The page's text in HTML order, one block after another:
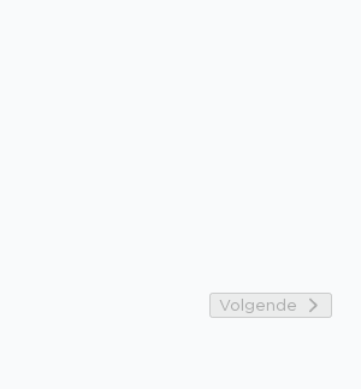
Volgende